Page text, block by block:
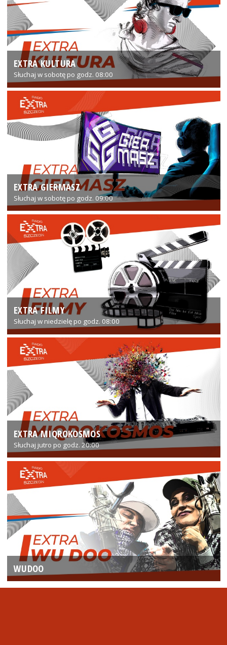
EXTRA KULTURA
Słuchaj w sobotę po godz. 08:00
EXTRA GIERMASZ
Słuchaj w sobotę po godz. 09:00
EXTRA FILMY
Słuchaj w niedzielę po godz. 08:00
EXTRA MIQROKOSMOS
Słuchaj jutro po godz. 20:00
WUDOO